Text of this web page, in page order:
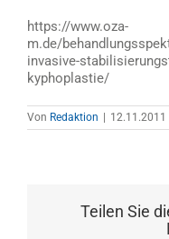
https://www.oza-
m.de/
invasive-
kyphoplastie/
Von Redaktion | 12.11.2011
Teilen Sie